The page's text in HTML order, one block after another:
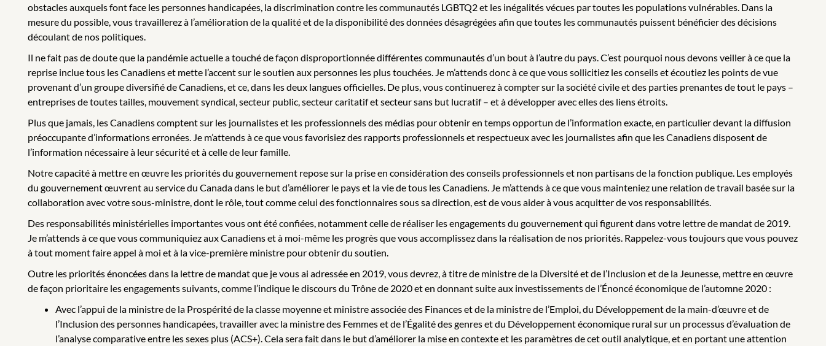
obstacles auxquels font face les personnes handicapées, la discrimination contre les communautés LGBTQ2 et les inégalités vécues par toutes les populations vulnérables. Dans la
mesure du possible, vous travaillerez à l’amélioration de la qualité et de la disponibilité des données désagrégées afin que toutes les communautés puissent bénéficier des décisions
découlant de nos politiques.
Il ne fait pas de doute que la pandémie actuelle a touché de façon disproportionnée différentes communautés d’un bout à l’autre du pays. C’est pourquoi nous devons veiller à ce que la
reprise inclue tous les Canadiens et mette l’accent sur le soutien aux personnes les plus touchées. Je m’attends donc à ce que vous sollicitiez les conseils et écoutiez les points de vue
provenant d’un groupe diversifié de Canadiens, et ce, dans les deux langues officielles. De plus, vous continuerez à compter sur la société civile et des parties prenantes de tout le pays –
entreprises de toutes tailles, mouvement syndical, secteur public, secteur caritatif et secteur sans but lucratif – et à développer avec elles des liens étroits.
Plus que jamais, les Canadiens comptent sur les journalistes et les professionnels des médias pour obtenir en temps opportun de l’information exacte, en particulier devant la diffusion
préoccupante d’informations erronées. Je m’attends à ce que vous favorisiez des rapports professionnels et respectueux avec les journalistes afin que les Canadiens disposent de
l’information nécessaire à leur sécurité et à celle de leur famille.
Notre capacité à mettre en œuvre les priorités du gouvernement repose sur la prise en considération des conseils professionnels et non partisans de la fonction publique. Les employés
du gouvernement œuvrent au service du Canada dans le but d’améliorer le pays et la vie de tous les Canadiens. Je m’attends à ce que vous mainteniez une relation de travail basée sur la
collaboration avec votre sous-ministre, dont le rôle, tout comme celui des fonctionnaires sous sa direction, est de vous aider à vous acquitter de vos responsabilités.
Des responsabilités ministérielles importantes vous ont été confiées, notamment celle de réaliser les engagements du gouvernement qui figurent dans votre lettre de mandat de 2019.
Je m’attends à ce que vous communiquiez aux Canadiens et à moi-même les progrès que vous accomplissez dans la réalisation de nos priorités. Rappelez-vous toujours que vous pouvez
à tout moment faire appel à moi et à la vice-première ministre pour obtenir du soutien.
Outre les priorités énoncées dans la lettre de mandat que je vous ai adressée en 2019, vous devrez, à titre de ministre de la Diversité et de l’Inclusion et de la Jeunesse, mettre en œuvre
de façon prioritaire les engagements suivants, comme l’indique le discours du Trône de 2020 et en donnant suite aux investissements de l’Énoncé économique de l’automne 2020 :
Avec l’appui de la ministre de la Prospérité de la classe moyenne et ministre associée des Finances et de la ministre de l’Emploi, du Développement de la main-d’œuvre et de
l’Inclusion des personnes handicapées, travailler avec la ministre des Femmes et de l’Égalité des genres et du Développement économique rural sur un processus d’évaluation de
l’analyse comparative entre les sexes plus (ACS+). Cela sera fait dans le but d’améliorer la mise en contexte et les paramètres de cet outil analytique, et en portant une attention